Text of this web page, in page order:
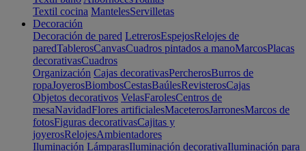
Textil cocina MantelesServilletas
Decoración
Decoración de pared LetrerosEspejosRelojes de
paredTablerosCanvasCuadros pintados a manoMarcosPlacas
decorativasCuadros
Organización Cajas decorativasPercherosBurros de
ropaJoyerosBiombosCestasBaúlesRevisterosCajas
Objetos decorativos VelasFarolesCentros de
mesaNavidadFlores artificialesMaceterosJarronesMarcos de
fotosFiguras decorativasCajitas y
joyerosRelojesAmbientadores
Iluminación LámparasIluminación decorativaIluminación para